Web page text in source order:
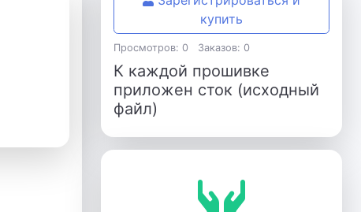
купить
Просмотров: 0 Заказов: 0
К каждой прошивке
приложен сток (исходный
файл)